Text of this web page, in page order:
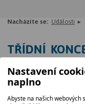
Nacházíte se: Události
TŘÍDNÍ
07. 05. 2026, 17.00
koncertní sál ZUŠ
Nastavení
naplno
Abyste na našich webových